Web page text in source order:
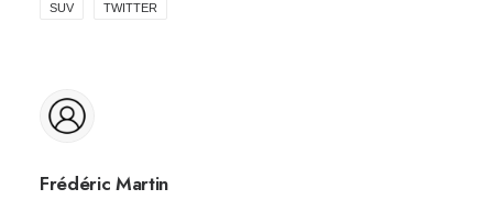
SUV TWITTER
Frédéric Martin